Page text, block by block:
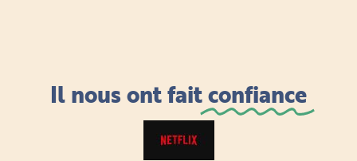
Il nous ont faitconfiance